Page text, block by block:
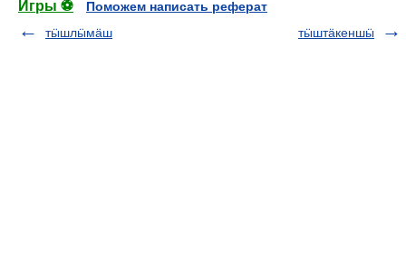
Игры ⚽
Поможем написать реферат
тӹшлӹмӓш
тӹштӓкеншӹ